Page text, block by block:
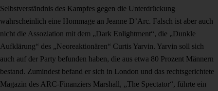
Selbstverständnis des Kampfes gegen die Unterdrückung
wahrscheinlich eine Hommage an Jeanne D’Arc. Falsch ist aber auch
nicht die Assoziation mit dem „Dark Enlightment“, die „Dunkle
Aufklärung“ des „Neoreaktionären“ Curtis Yarvin. Yarvin soll sich
auch auf der Party befunden haben, die aus etwa 80 Prozent Männern
bestand. Zumindest befand er sich in London und das rechtsgerichtete
Magazin des ARC-Finanziers Marshall, „The Spectator“, führte ein